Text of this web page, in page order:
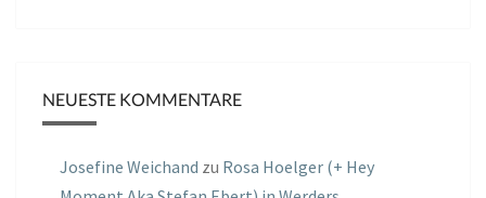
NEUESTE KOMMENTARE
Josefine Weichand zu Rosa Hoelger (+ Hey